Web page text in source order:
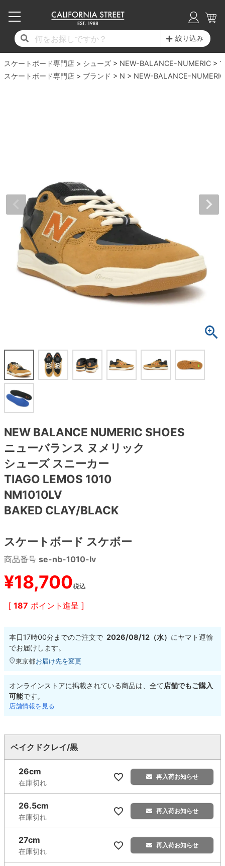
絞り込み
スケートボード専門店 シューズ NEW-BALANCE-NUMERIC
スケートボード専門店
ブランド N NEW-BALANCE-NUMERIC
NEW BALANCE NUMERIC SHOES
ニューバランス ヌメリック
シューズ スニーカー
TIAGO LEMOS 1010
NM1010LV
BAKED CLAY/BLACK
スケートボード スケボー
商品番号 se-nb-1010-lv
¥18,700税込
[ 187 ポイント進呈 ]
本日17時00分までのご注文で 2026/08/12（水） にヤマト運輸
でお届けします。
東京都お届け先を変更
オンラインストアに掲載されている商品は、全て店舗でもご購入
可能です。
店舗情報を見る
ベイクドクレイ/黒
26cm
在庫切れ
再入荷お知らせ
26.5cm
在庫切れ
再入荷お知らせ
27cm
在庫切れ
再入荷お知らせ
17時までのご注文は当日発送！
11,000円以上で送料無料！
毎月1日はポイント5倍！10日と20日は3倍！
17時までのご注文は当日発送！
11,000円以上で送料無料！
毎月1日はポイント5倍！10日と20日は3倍！
子供用デッキ
7.0inch以下
7.7inch
7.8inch
7.9inch
8.0inch
8.4inch
8.5inch
8.7inch
8.8inch
8.9inch
高性能デッキ
17時までのご注文は当日発送！
11,000円以上で送料無料！
毎月1日はポイント5倍！10日と20日は3倍！
7.0inch以下
7.2inch
7.8inch
7.9inch
8.0inch
8.1inch
8.5inch
8.6inch
8.8inch
8.9inch
9.0inch以上
17時までのご注文は当日発送！
11,000円以上で送料無料！
毎月1日はポイント5倍！10日と20日は3倍！
50mm
51mm
56mm
57mm
58mm
59mm
64mm
65mm
72mm
75mm
110mm
ボーンズ XF（エックスフォーミュラ）
ボーンズ STF（エスティーエフ）
パウエルペラルタ DF（ドラゴンフォーミュ
ラ）
ソフトウィール（クルーザー）
ベアリング
デッキテープ
ボルト
パーツ・その他
足回りセット（トラック・ウィールセット）
練習用アイテム（初心者におすすめ）
スケートケース・バッグ
メディア（雑誌・DVD・CD）
17時までのご注文は当日発送！
11,000円以上で送料無料！
毎月1日はポイント5倍！10日と20日は3倍！
20cm
21cm
24cm
24.5cm
25cm
25.5cm
27.5cm
28cm
29cm
29.5cm
30cm
インソール
シューレース・その他
17時までのご注文は当日発送！
11,000円以上で送料無料！
毎月1日はポイント5倍！10日と20日は3倍！
トレーナー・セーター
パンツ
ショーツ
長袖ボタンシャツ
7分袖シャツ・ラグラン
キャップ
ソックス
アンダーウエア
サイズの測り方
17時までのご注文は当日発送！
11,000円以上で送料無料！
毎月1日はポイント5倍！10日と20日は3倍！
17時までのご注文は当日発送！
11,000円以上で送料無料！
毎月1日はポイント5倍！10日と20日は3倍！
ブランド紹介
INFO
スケートパーク情報
17時までのご注文は当日発送！
11,000円以上で送料無料！
毎月1日はポイント5倍！10日と20日は3倍！
求人情報
プライバシーポリシー
特定商取引法に基づく表記